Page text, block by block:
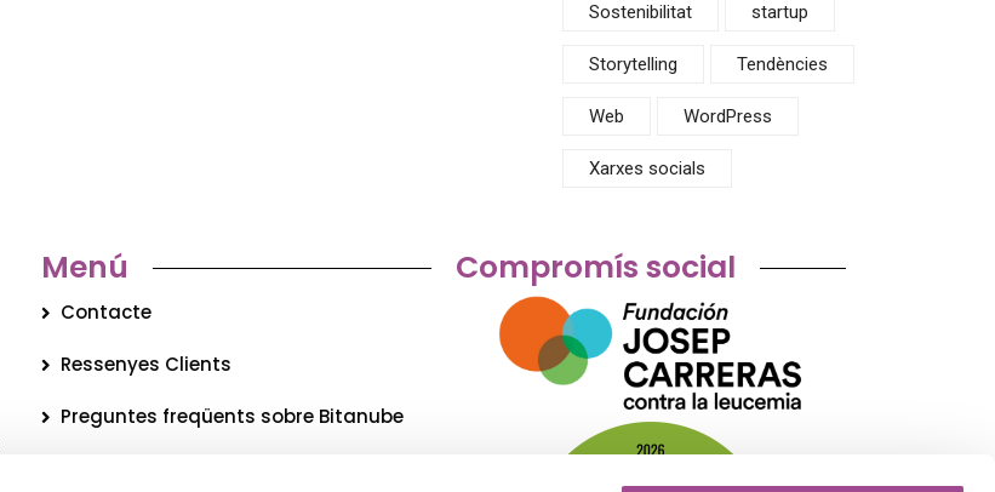
Sostenibilitat startup
Storytelling Tendències
Web WordPress
Xarxes socials
Menú
Contacte
Ressenyes Clients
Preguntes freqüents sobre Bitanube
Compromís social